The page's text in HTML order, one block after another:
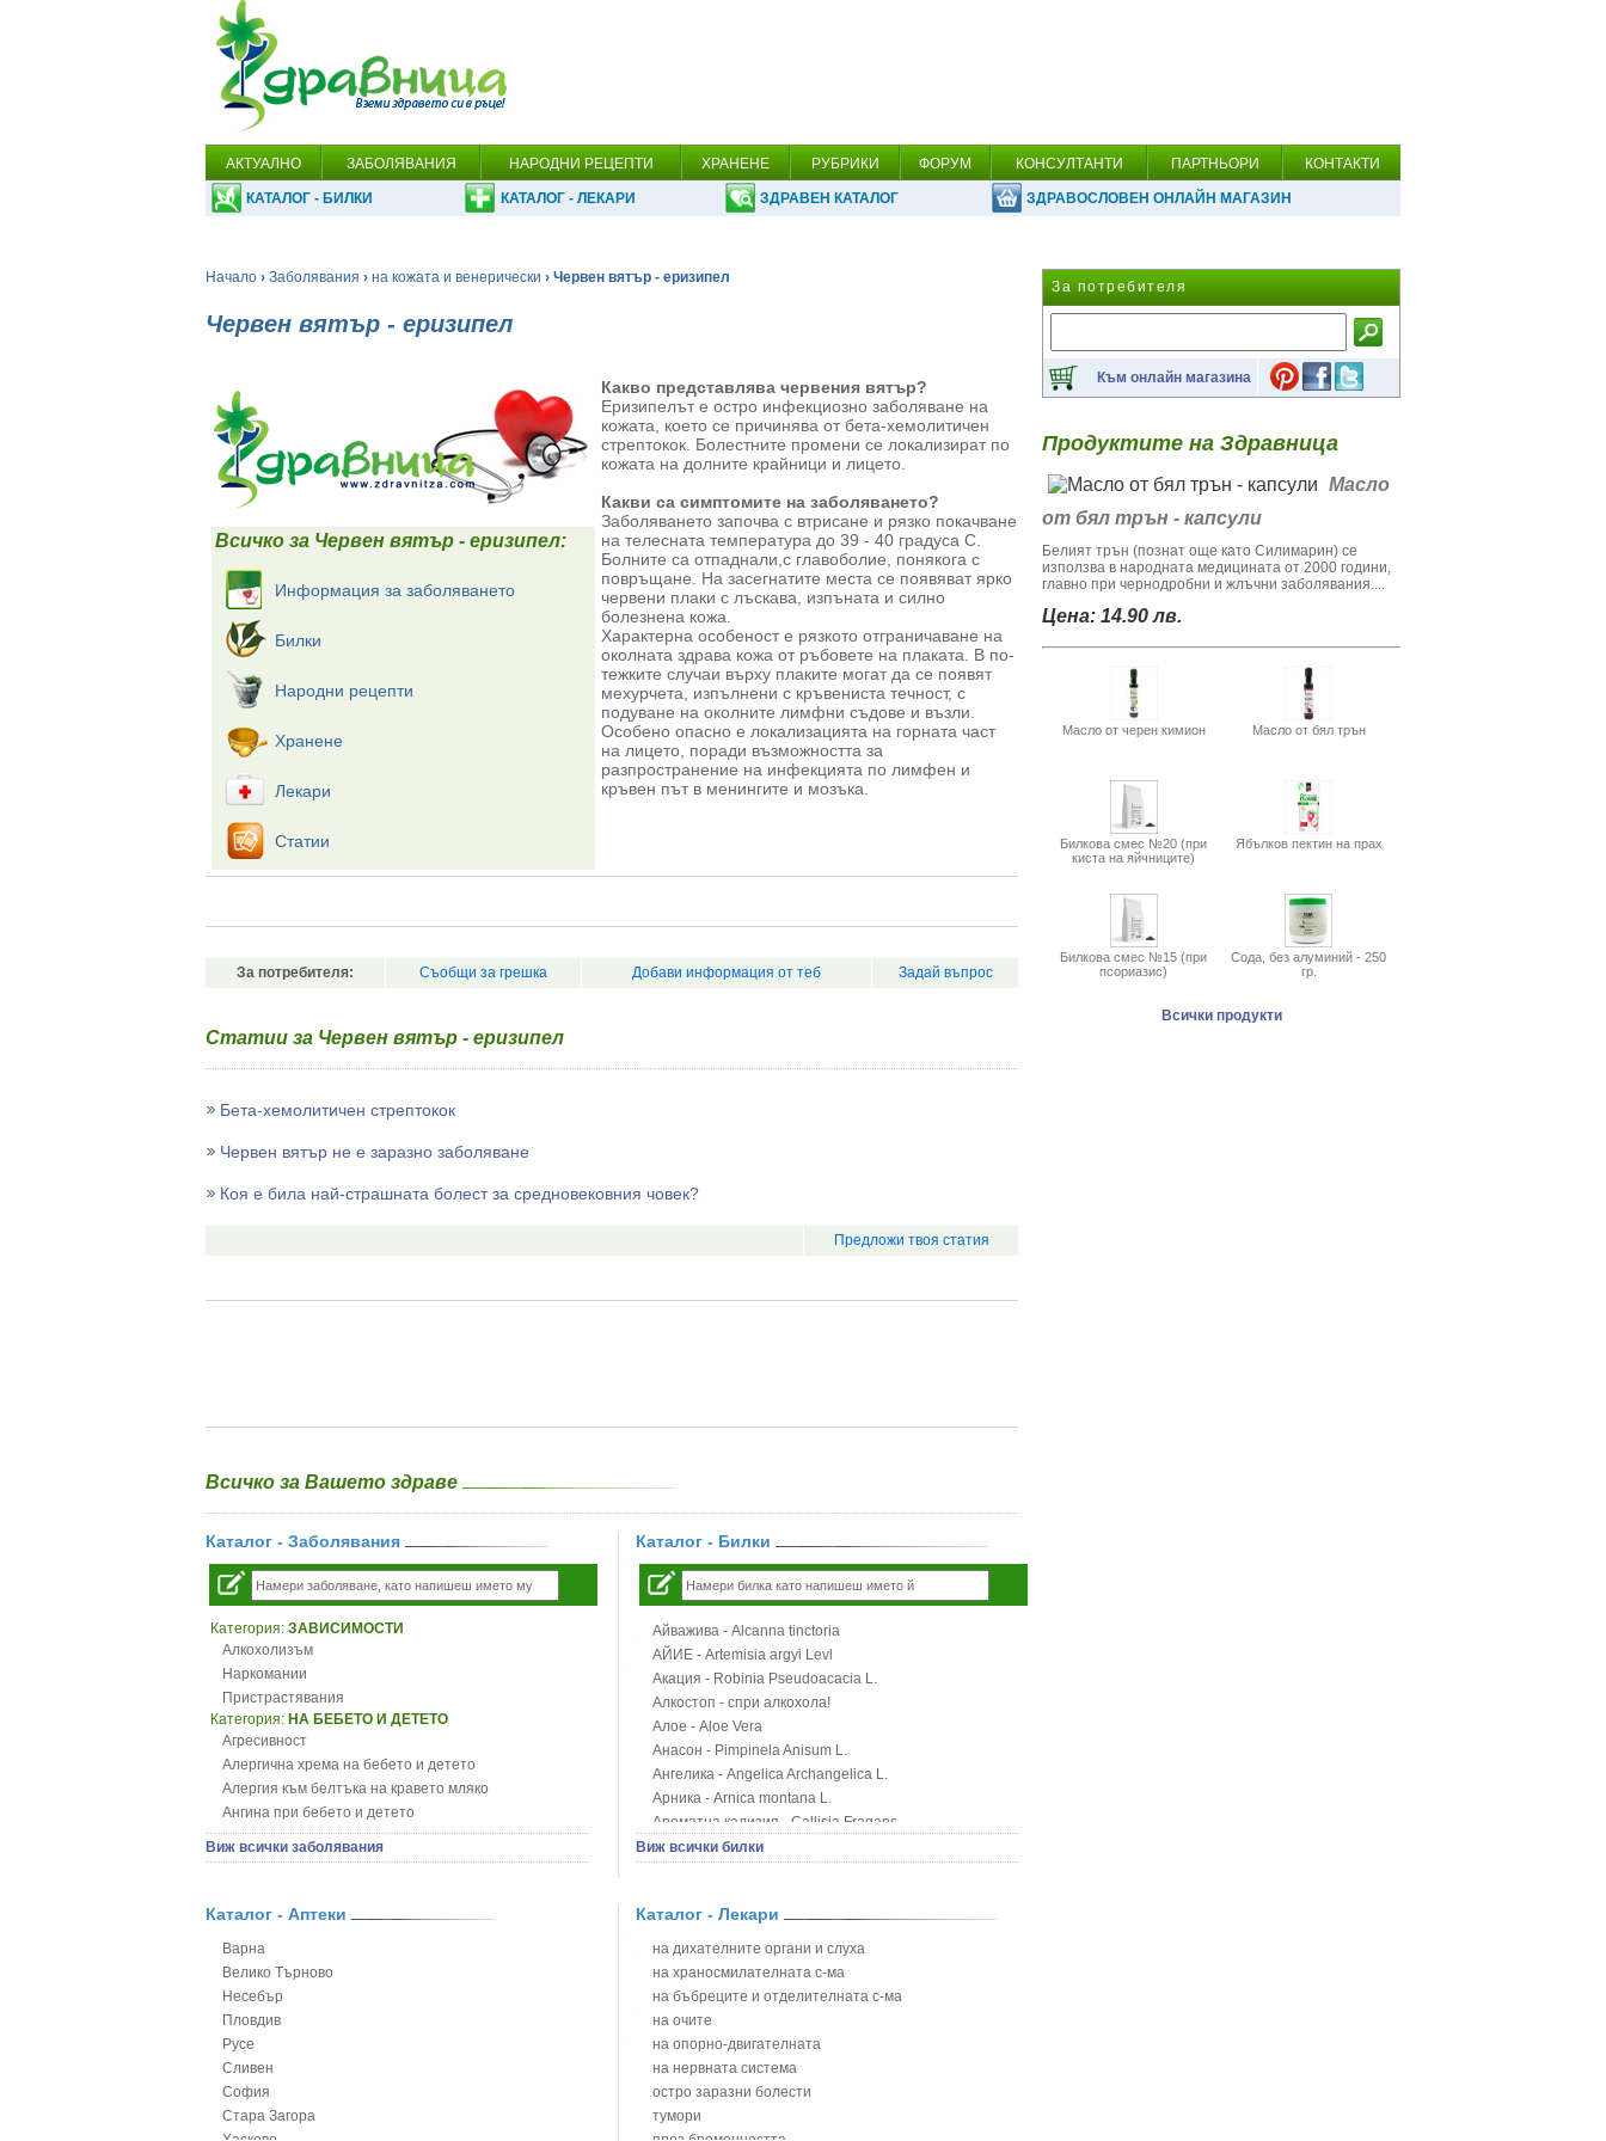
АКТУАЛНО ЗАБОЛЯВАНИЯ НАРОДНИ РЕЦЕПТИ ХРАНЕНЕ РУБРИКИ ФОРУМ КОНСУЛТАНТИ ПАРТНЬОРИ КОНТАКТИ
КАТАЛОГ - БИЛКИ КАТАЛОГ - ЛЕКАРИ ЗДРАВЕН КАТАЛОГ ЗДРАВОСЛОВЕН ОНЛАЙН МАГАЗИН
Начало › Заболявания › на кожата и венерически › Червен вятър - еризипел
Червен вятър - еризипел
Всичко за Червен вятър - еризипел:
Информация за заболяването
Билки
Народни рецепти
Хранене
Лекари
Статии
Какво представлява червения вятър?
Еризипелът е остро инфекциозно заболяване на
кожата, което се причинява от бета-хемолитичен
стрептокок. Болестните промени се локализират по
кожата на долните крайници и лицето.
Какви са симптомите на заболяването?
Заболяването започва с втрисане и рязко покачване
на телесната температура до 39 - 40 градуса С.
Болните са отпаднали,с главоболие, понякога с
повръщане. На засегнатите места се появяват ярко
червени плаки с лъскава, изпъната и силно
болезнена кожа.
Характерна особеност е рязкото отграничаване на
околната здрава кожа от ръбовете на плаката. В по-
тежките случаи върху плаките могат да се появят
мехурчета, изпълнени с кръвениста течност, с
подуване на околните лимфни съдове и възли.
Особено опасно е локализацията на горната част
на лицето, поради възможността за
разпространение на инфекцията по лимфен и
кръвен път в менингите и мозъка.
За потребителя: Съобщи за грешка Добави информация от теб Задай въпрос
Статии за Червен вятър - еризипел
Бета-хемолитичен стрептокок
Червен вятър не е заразно заболяване
Коя е била най-страшната болест за средновековния човек?
Предложи твоя статия
Всичко за Вашето здраве
Каталог - Заболявания
Категория: ЗАВИСИМОСТИ
Алкохолизъм
Наркомании
Пристрастявания
Категория: НА БЕБЕТО И ДЕТЕТО
Агресивност
Алергична хрема на бебето и детето
Алергия към белтъка на кравето мляко
Ангина при бебето и детето
Анемия при бебето и детето
Апетит - пълни деца
Безапетитие при бебето и детето
Бронхит и пневмония при деца
Варицела
Висока температура на бебето и детето
Възпаление на ушите на бебето и детето
Глисти
Грижа за пъпа на новороденото
Грип при бебето и детето
Гърч
Виж всички заболявания
Каталог - Билки
Айважива - Alcanna tinctoria
АЙИЕ - Artemisia argyi Levl
Акация - Robinia Pseudoacacia L.
Алкостоп - спри алкохола!
Алое - Aloe Vera
Анасон - Pimpinela Anisum L.
Ангелика - Angelica Archangelica L.
Арника - Arnica montana L.
Ароматна кализия - Callisia Fragans
Арония - Sorbus melanocorpa
Блатен аир - Acorus calamus L.
Блатен тъжник - Spirea ulmaria L.
Блян
Бобови шушулки - Phaseolus Vulgaris L.
Божур - Paeonia Decora
Борови връхчета - Pinus sylvestris
Босилек - Ocimum Basillicum
Брей - Tamus Communis
Брош - Rubia tinctorum L.
Бръшлян - Hedera helix L.
Виж всички билки
Каталог - Аптеки
Варна
Велико Търново
Несебър
Пловдив
Русе
Сливен
София
Стара Загора
Каталог - Лекари
на дихателните органи и слуха
на храносмилателната с-ма
на бъбреците и отделителната с-ма
на очите
на опорно-двигателната
на нервната система
остро заразни болести
тумори
За потребителя
Към онлайн магазина
Продуктите на Здравница
Масло
от бял трън - капсули
Белият трън (познат още като Силимарин) се
използва в народната медицината от 2000 години,
главно при чернодробни и жлъчни заболявания....
Цена: 14.90 лв.
Масло от черен кимион Масло от бял трън
Билкова смес №20 (при
киста на яйчниците)
Ябълков пектин на прах
Билкова смес №15 (при
псориазис)
Сода, без алуминий - 250
гр.
Всички продукти